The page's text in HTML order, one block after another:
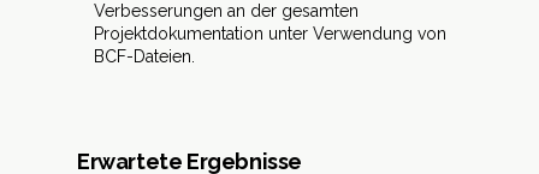
Verbesserungen an der gesamten
Projektdokumentation unter Verwendung von
BCF-Dateien.
Erwartete Ergebnisse